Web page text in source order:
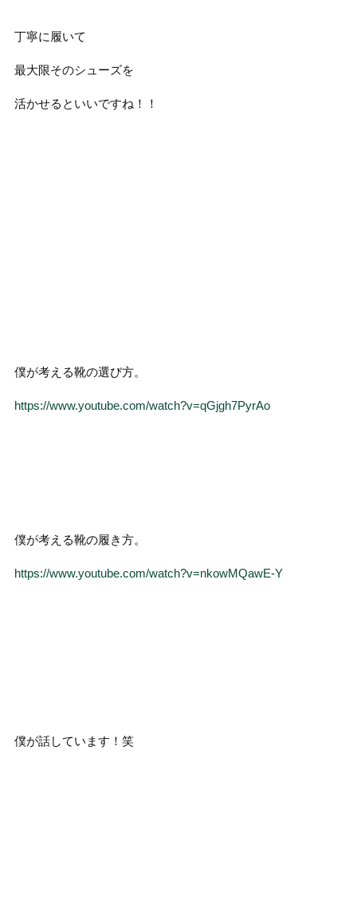
丁寧に履いて
最大限そのシューズを
活かせるといいですね！！
僕が考える靴の選び方。
https://www.youtube.com/watch?v=qGjgh7PyrAo
僕が考える靴の履き方。
https://www.youtube.com/watch?v=nkowMQawE-Y
僕が話しています！笑